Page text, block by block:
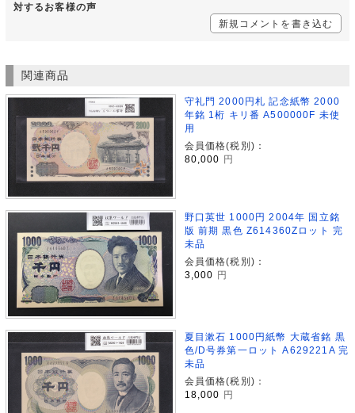
対するお客様の声
新規コメントを書き込む
関連商品
守礼門 2000円札 記念紙幣 2000
年銘 1桁 キリ番 A500000F 未使
用
会員価格(税別)：
80,000
円
野口英世 1000円 2004年 国立銘
版 前期 黒色 Z614360Zロット 完
未品
会員価格(税別)：
3,000 円
夏目漱石 1000円紙幣 大蔵省銘 黒
色/D号券第一ロット A629221A 完
未品
会員価格(税別)：
18,000 円